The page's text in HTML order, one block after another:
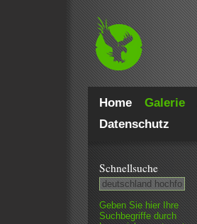
Home Galerie
Datenschutz
Schnell­suche
Geben Sie hier Ihre
Such­begriffe durch